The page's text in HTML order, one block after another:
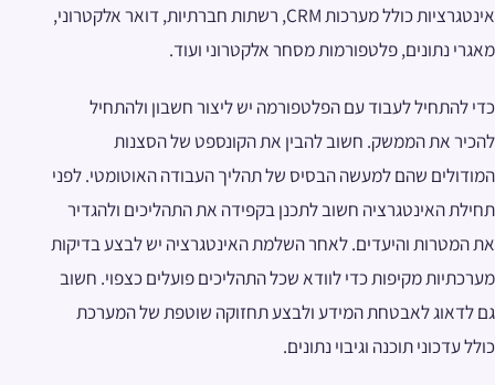
אינטגרציות כולל מערכות CRM, רשתות חברתיות, דואר אלקטרוני,
מאגרי נתונים, פלטפורמות מסחר אלקטרוני ועוד.
כדי להתחיל לעבוד עם הפלטפורמה יש ליצור חשבון ולהתחיל
להכיר את הממשק. חשוב להבין את הקונספט של הסצנות
המודולים שהם למעשה הבסיס של תהליך העבודה האוטומטי. לפני
תחילת האינטגרציה חשוב לתכנן בקפידה את התהליכים ולהגדיר
את המטרות והיעדים. לאחר השלמת האינטגרציה יש לבצע בדיקות
מערכתיות מקיפות כדי לוודא שכל התהליכים פועלים כצפוי. חשוב
גם לדאוג לאבטחת המידע ולבצע תחזוקה שוטפת של המערכת
כולל עדכוני תוכנה וגיבוי נתונים.